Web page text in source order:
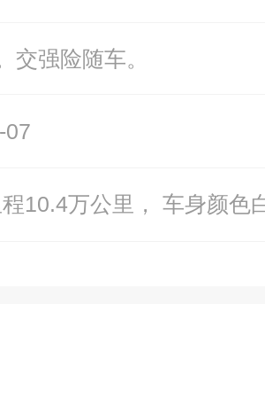
交强险随车。
07
10.4万公里， 车身颜色